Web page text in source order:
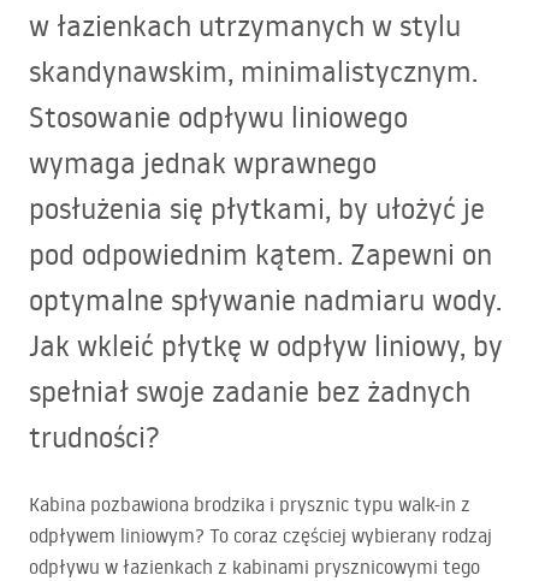
w łazienkach utrzymanych w stylu
skandynawskim, minimalistycznym.
Stosowanie odpływu liniowego
wymaga jednak wprawnego
posłużenia się płytkami, by ułożyć je
pod odpowiednim kątem. Zapewni on
optymalne spływanie nadmiaru wody.
Jak wkleić płytkę w odpływ liniowy, by
spełniał swoje zadanie bez żadnych
trudności?
Kabina pozbawiona brodzika i prysznic typu walk-in z
odpływem liniowym? To coraz częściej wybierany rodzaj
odpływu w łazienkach z kabinami prysznicowymi tego